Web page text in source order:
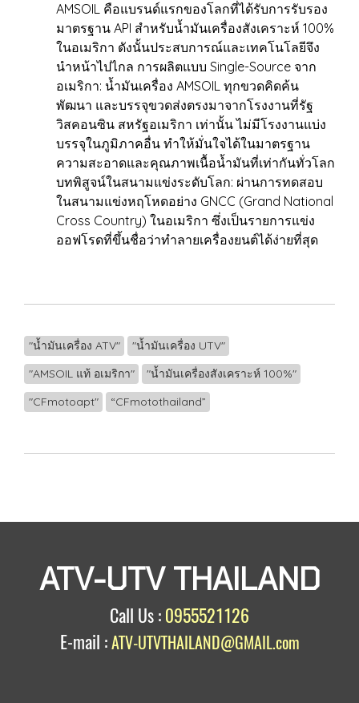
AMSOIL คือแบรนด์แรกของโลกที่ได้รับการรับรอง
มาตรฐาน API สำหรับน้ำมันเครื่องสังเคราะห์ 100%
ในอเมริกา ดังนั้นประสบการณ์และเทคโนโลยีจึง
นำหน้าไปไกล การผลิตแบบ Single-Source จาก
อเมริกา: น้ำมันเครื่อง AMSOIL ทุกขวดคิดค้น
พัฒนา และบรรจุขวดส่งตรงมาจากโรงงานที่รัฐ
วิสคอนซิน สหรัฐอเมริกา เท่านั้น ไม่มีโรงงานแบ่ง
บรรจุในภูมิภาคอื่น ทำให้มั่นใจได้ในมาตรฐาน
ความสะอาดและคุณภาพเนื้อน้ำมันที่เท่ากันทั่วโลก
บทพิสูจน์ในสนามแข่งระดับโลก: ผ่านการทดสอบ
ในสนามแข่งหฤโหดอย่าง GNCC (Grand National
Cross Country) ในอเมริกา ซึ่งเป็นรายการแข่ง
ออฟโรดที่ขึ้นชื่อว่าทำลายเครื่องยนต์ได้ง่ายที่สุด
"น้ำมันเครื่อง ATV"
"น้ำมันเครื่อง UTV"
"AMSOIL แท้ อเมริกา"
"น้ำมันเครื่องสังเคราะห์ 100%"
"CFmotoapt"
“CFmotothailand”
ATV-UTV THAILAND
Call Us : 0955521126
E-mail :ATV-UTVTHAILAND@GMAIL.com